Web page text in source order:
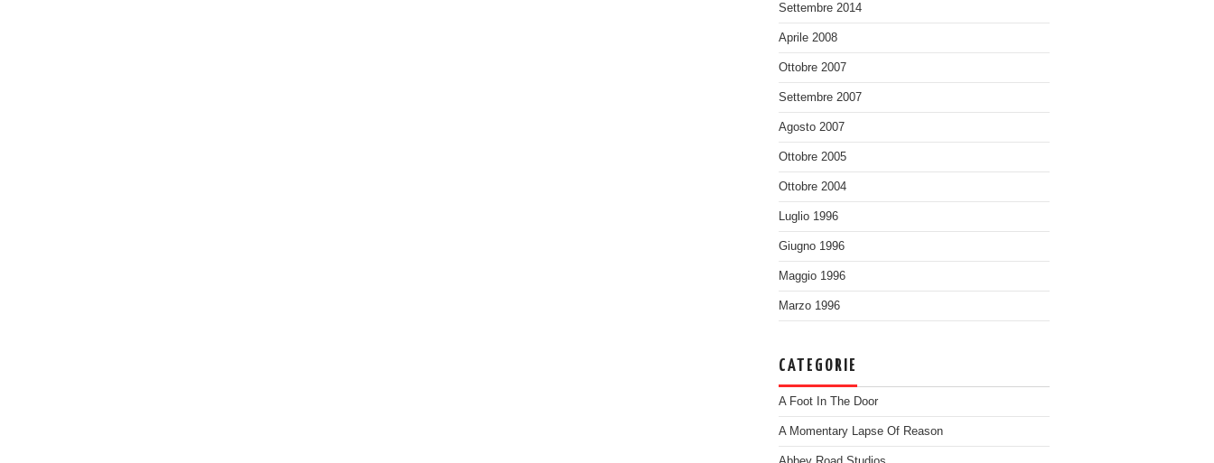
Settembre 2014
Aprile 2008
Ottobre 2007
Settembre 2007
Agosto 2007
Ottobre 2005
Ottobre 2004
Luglio 1996
Giugno 1996
Maggio 1996
Marzo 1996
CATEGORIE
A Foot In The Door
A Momentary Lapse Of Reason